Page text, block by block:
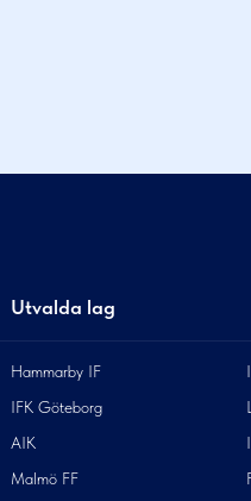
Utvalda lag
Hammarby IF
IFK Göteborg
AIK
Malmö FF